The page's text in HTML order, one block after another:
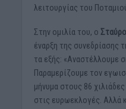
λειτουργίας του
Στην ομιλία του, ο
έναρξη της συνεδρίασης
τα εξής: «Αναστέλλουμε
Παραμερίζουμε τον
μήνυμα στους 86
στις ευρωεκλογές. Αλλά